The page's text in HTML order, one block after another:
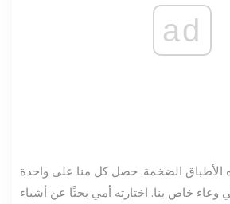
ad
الأطباق الضخمة. حصل كل منا على واحدة
وعاء خاص بنا. اختارته أمي بحثًا عن أشياء